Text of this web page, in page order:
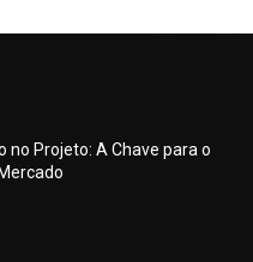
no Projeto: A Chave para o